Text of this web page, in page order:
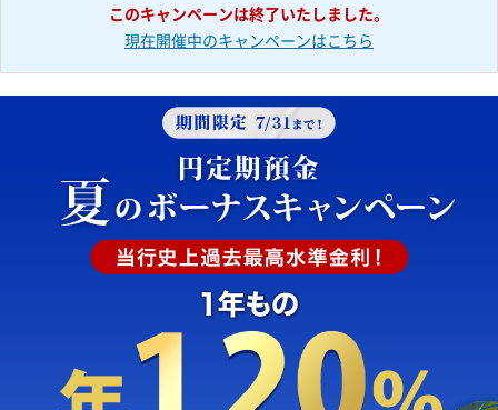
このキャンペーンは終了いたしました。
現在開催中のキャンペーンはこちら